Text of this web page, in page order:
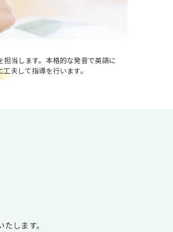
当します。本格的な発音で英語に
夫して指導を行います。
します。